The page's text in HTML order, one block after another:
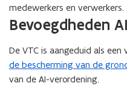
medewerkers en verwerkers.
Bevoegdheden
De VTC is aangeduid als een
de bescherming van de
van de AI-verordening.